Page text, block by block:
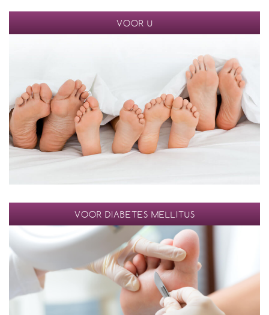
VOOR U
VOOR DIABETES MELLITUS